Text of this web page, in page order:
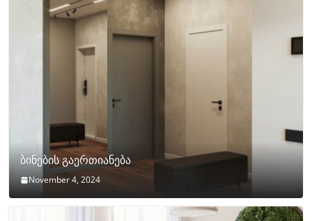
ბინების გაერთიანება
November 4, 2024